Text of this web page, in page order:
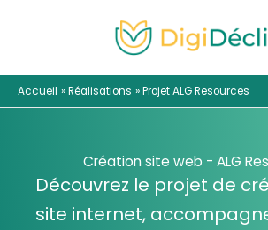
Accueil Réalisations Projet ALG Resources
Création site web - ALG
Découvrez le projet de
site internet,